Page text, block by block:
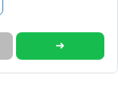
➜